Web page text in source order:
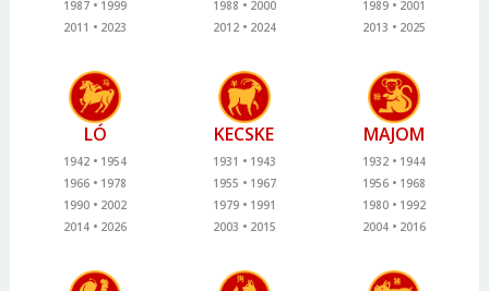
1987
1999
2011
2023
1988
2000
2012
2024
1989
2001
2013
2025
LÓ
1942
1954
1966
1978
1990
2002
2014
2026
KECSKE
1931
1943
1955
1967
1979
1991
2003
2015
MAJOM
1932
1944
1956
1968
1980
1992
2004
2016